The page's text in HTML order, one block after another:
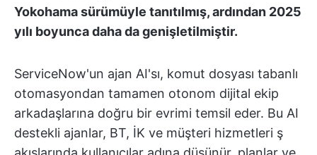
Yokohama sürümüyle tanıtılmış, ardından 2025
yılı boyunca daha da genişletilmiştir.
ServiceNow'un ajan AI'sı, komut dosyası tabanlı
otomasyondan tamamen otonom dijital ekip
arkadaşlarına doğru bir evrimi temsil eder. Bu AI
destekli ajanlar, BT, İK ve müşteri hizmetleri ş